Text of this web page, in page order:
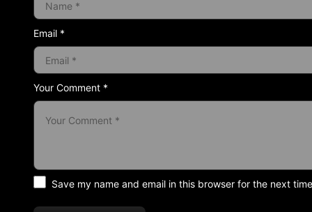
Your Comment *
Email *
Save my name and email in this browser for the next